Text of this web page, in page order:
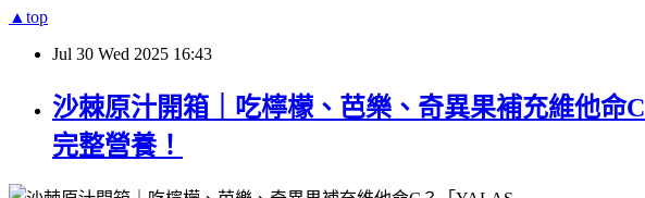
▲top
Jul 30 Wed 2025 16:43
沙棘原汁開箱｜吃檸檬、芭樂、奇異果補充維他
完整營養！